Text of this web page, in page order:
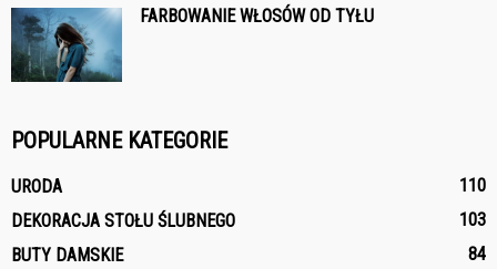
FARBOWANIE WŁOSÓW OD TYŁU
POPULARNE KATEGORIE
URODA
110
DEKORACJA STOŁU ŚLUBNEGO
103
BUTY DAMSKIE
84